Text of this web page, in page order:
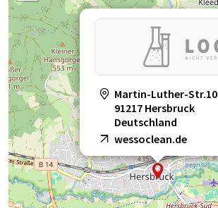
Martin-Luther-Str.10
91217 Hersbruck
Deutschland
wessoclean.de